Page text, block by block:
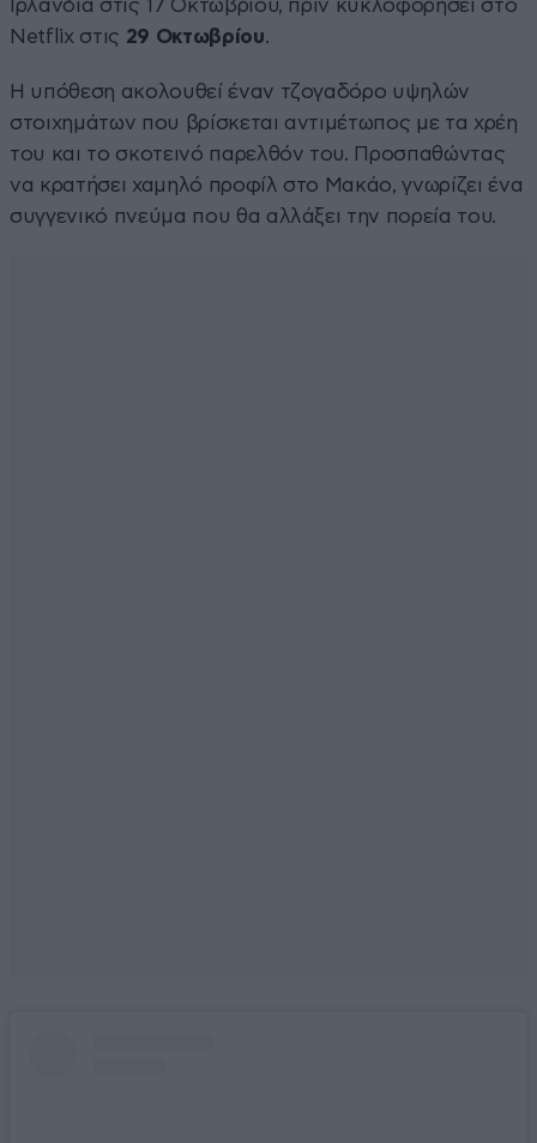
Ιρλανδία στις 17 Οκτωβρίου, πριν κυκλοφορήσει στο
Netflix στις 29 Οκτωβρίου.
Η υπόθεση ακολουθεί έναν τζογαδόρο υψηλών
στοιχημάτων που βρίσκεται αντιμέτωπος με τα χρέη
του και το σκοτεινό παρελθόν του. Προσπαθώντας
να κρατήσει χαμηλό προφίλ στο Μακάο, γνωρίζει ένα
συγγενικό πνεύμα που θα αλλάξει την πορεία του.